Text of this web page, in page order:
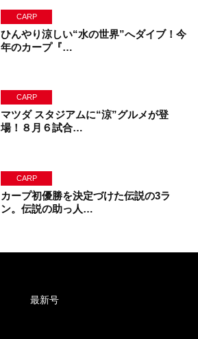
CARP
ひんやり涼しい“水の世界”へダイブ！今
年のカープ『…
CARP
マツダ スタジアムに“涼”グルメが登
場！８月６試合…
CARP
カープ初優勝を決定づけた伝説の3ラ
ン。伝説の助っ人…
最新号